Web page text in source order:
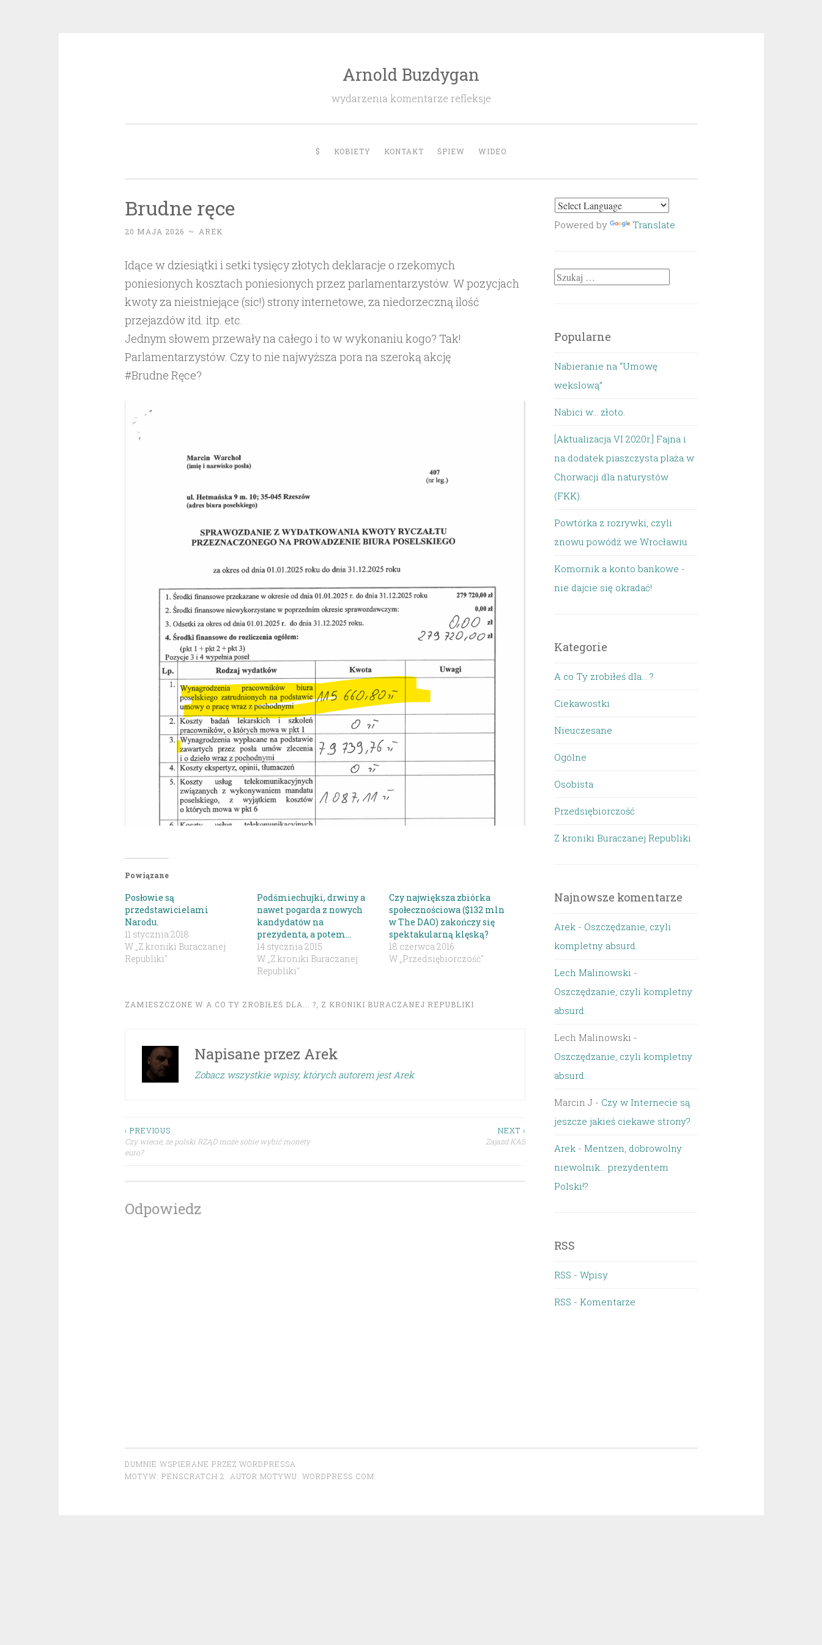
Arnold Buzdygan
wydarzenia komentarze refleksje
$ KOBIETY KONTAKT ŚPIEW WIDEO
Brudne ręce
20 MAJA 2026 ~ AREK
Idące w dziesiątki i setki tysięcy złotych deklaracje o rzekomych
poniesionych kosztach poniesionych przez parlamentarzystów. W pozycjach
kwoty za nieistniejące (sic!) strony internetowe, za niedorzeczną ilość
przejazdów itd. itp. etc.
Jednym słowem przewały na całego i to w wykonaniu kogo? Tak!
Parlamentarzystów. Czy to nie najwyższa pora na szeroką akcję
#Brudne Ręce?
Powiązane
Posłowie są
przedstawicielami
Narodu.
11 stycznia 2018
W „Z kroniki Buraczanej
Republiki"
Podśmiechujki, drwiny a
nawet pogarda z nowych
kandydatów na
prezydenta, a potem…
14 stycznia 2015
W „Z kroniki Buraczanej
Republiki"
Czy największa zbiórka
społecznościowa ($132 mln
w The DAO) zakończy się
spektakularną klęską?
18 czerwca 2016
W „Przedsiębiorczość"
ZAMIESZCZONE W A CO TY ZROBIŁEŚ DLA... ? Z KRONIKI BURACZANEJ REPUBLIKI
Napisane przez Arek
Zobacz wszystkie wpisy, których autorem jest Arek
Nawigacja
wpisu
‹ PREVIOUS
Czy wiecie, że polski RZĄD może sobie wybić monety
euro?
NEXT ›
Zajazd KAS
Odpowiedz
Powered by Translate
Szukaj:
Popularne
Nabieranie na “Umowę
wekslową”
Nabici w... złoto.
[Aktualizacja VI 2020r.] Fajna i
na dodatek piaszczysta plaża w
Chorwacji dla naturystów
(FKK).
Powtórka z rozrywki, czyli
znowu powódź we Wrocławiu
Komornik a konto bankowe -
nie dajcie się okradać!
Kategorie
A co Ty zrobiłeś dla… ?
Ciekawostki
Nieuczesane
Ogólne
Osobista
Przedsiębiorczość
Z kroniki Buraczanej Republiki
Najnowsze komentarze
Arek - Oszczędzanie, czyli
kompletny absurd.
Lech Malinowski -
Oszczędzanie, czyli kompletny
absurd.
Lech Malinowski -
Oszczędzanie, czyli kompletny
absurd.
Marcin J - Czy w Internecie są
jeszcze jakieś ciekawe strony?
Arek - Mentzen, dobrowolny
niewolnik… prezydentem
Polski!?
RSS
RSS - Wpisy
RSS - Komentarze
DUMNIE WSPIERANE PRZEZ WORDPRESSA
MOTYW: PENSCRATCH 2. AUTOR MOTYWU: WORDPRESS.COM